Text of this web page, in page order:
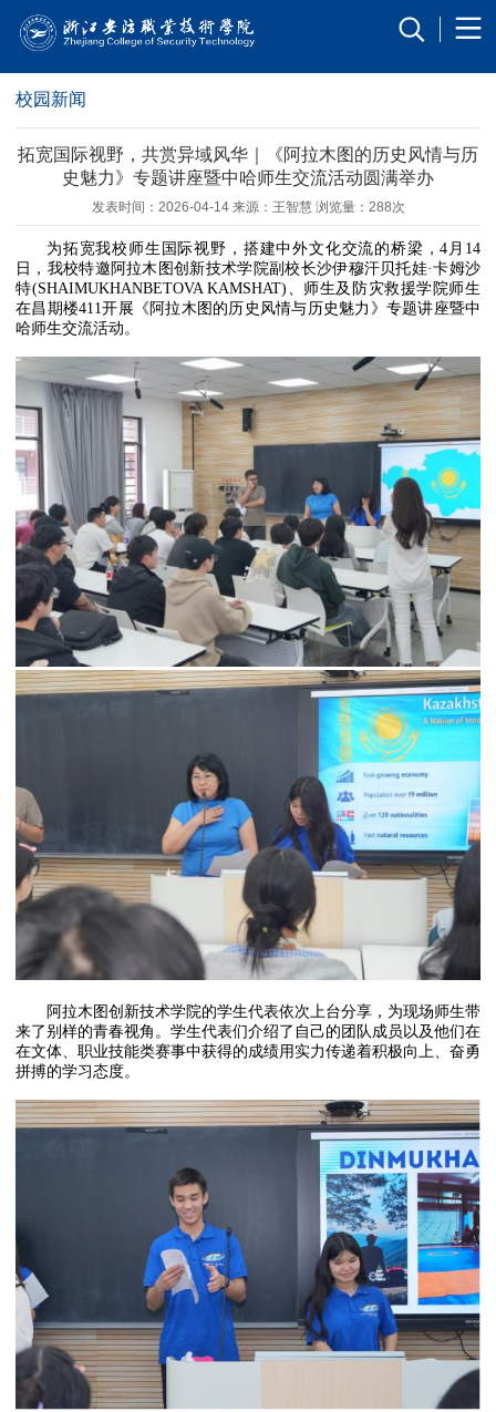
校园新闻
校园新闻
拓宽国际视野，共赏异域风华｜《阿拉木图的历史风情与历
史魅力》专题讲座暨中哈师生交流活动圆满举办
发表时间：2026-04-14 来源：王智慧 浏览量： 288次
为拓宽我校师生国际视野，搭建中外文化交流的桥梁，4月14
日，我校特邀阿拉木图创新技术学院副校长沙伊穆汗贝托娃·卡姆沙
特(SHAIMUKHANBETOVA KAMSHAT)、师生及防灾救援学院师生
在昌期楼411开展《阿拉木图的历史风情与历史魅力》专题讲座暨中
哈师生交流活动。
阿拉木图创新技术学院的学生代表依次上台分享，为现场师生带
来了别样的青春视角。学生代表们介绍了自己的团队成员以及他们在
在文体、职业技能类赛事中获得的成绩用实力传递着积极向上、奋勇
拼搏的学习态度。